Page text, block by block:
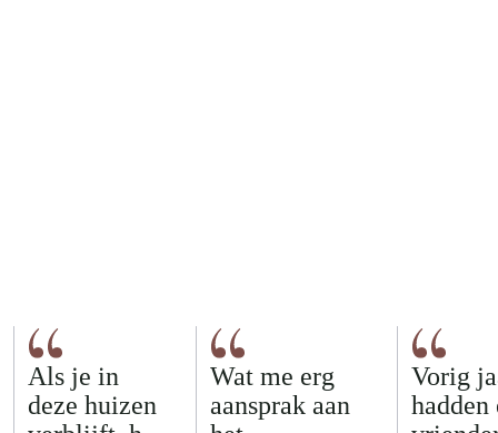
Als je in
deze huizen
Wat me erg
aansprak aan
Vorig
hadden